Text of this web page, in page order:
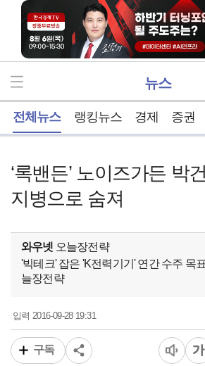
뉴스
전체뉴스 랭킹뉴스 경제 증권
‘록밴든’ 노이즈가든 박
지병으로 숨져
와우넷 오늘장전략
'빅테크' 잡은 'K전력기기' 연간 수주 목
늘장전략
입력 2016-09-28 19:31
구독